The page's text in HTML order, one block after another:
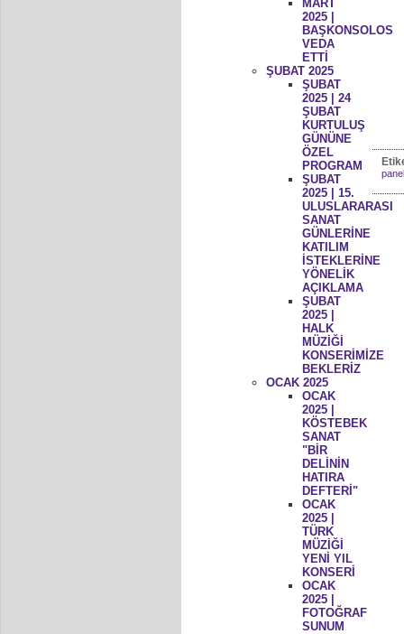
MART
2025 |
BAŞKONSOLOS
VEDA
ETTİ
ŞUBAT 2025
ŞUBAT
2025 | 24
ŞUBAT
KURTULUŞ
GÜNÜNE
ÖZEL
PROGRAM
ŞUBAT
2025 | 15.
ULUSLARARASI
SANAT
GÜNLERİNE
KATILIM
İSTEKLERİNE
YÖNELİK
AÇIKLAMA
ŞUBAT
2025 |
HALK
MÜZİĞİ
KONSERİMİZE
BEKLERİZ
OCAK 2025
OCAK
2025 |
KÖSTEBEK
SANAT
"BİR
DELİNİN
HATIRA
DEFTERİ"
OCAK
2025 |
TÜRK
MÜZİĞİ
YENİ YIL
KONSERİ
OCAK
2025 |
FOTOĞRAF
SUNUM